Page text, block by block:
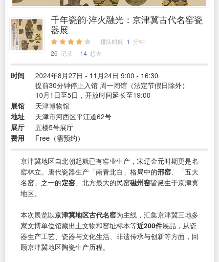
千年瓷韵·淬火融光：京津冀古代名窑瓷
器展
排队时间 1 分钟
26 记录 14 想去
时间
2024年8月27日 - 11月24日 9:00 - 16:30
提前30分钟停止入馆 周一闭馆（法定节假日除外）
10月1日至5日，开放时间延长至19:00
展馆
天津博物馆
地址
天津市河西区平江道62号
展厅
五楼5号展厅
费用
Free（需预约）
京津冀地区自北朝起就已有窑业生产，宋辽金元时期更是名
窑林立。唐代瓷器生产「南青北白」格局中的邢窑 、「五大
名窑」之一的定窑 、北方最大的民窑磁州窑皆诞生于京津冀
地区。
本次展览以京津冀地区古代名窑为主线，汇集京津冀三地多
家文博单位馆藏出土文物和窑址标本等近200件展品，从瓷
器生产工艺、瓷器与文化生活、非遗传承与创新等方面，回
顾京津冀地区陶瓷生产历程。